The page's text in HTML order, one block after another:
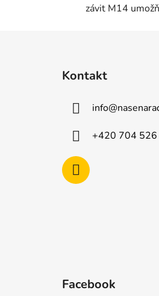
závit M14
Kontakt
info@
+420 704
Facebook